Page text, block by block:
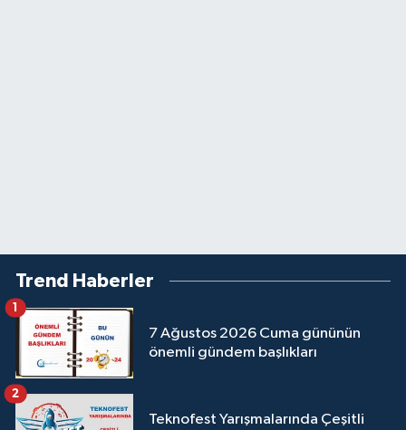
Trend Haberler
7 Ağustos 2026 Cuma gününün
önemli gündem başlıkları
1
Teknofest Yarışmalarında Çeşitli
2